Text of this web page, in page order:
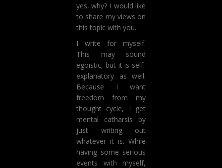
yes, why? I would like
to share my views on
this topic with you.
I write for myself.
This may sound
egoistic, but it is self-
explanatory as well.
Because I want
freedom from my
thought cycle, I get
mental catharsis by
just writing out
whatever it is. While
having some serious
events with myself,